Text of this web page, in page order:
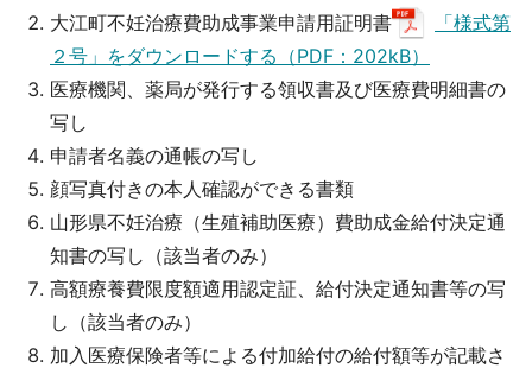
大江町不妊治療費助成事業申請用証明書
「様式第
２号」をダウンロードする（PDF：202kB）
医療機関、薬局が発行する領収書及び医療費明細書の
写し
申請者名義の通帳の写し
顔写真付きの本人確認ができる書類
山形県不妊治療（生殖補助医療）費助成金給付決定通
知書の写し（該当者のみ）
高額療養費限度額適用認定証、給付決定通知書等の写
し（該当者のみ）
加入医療保険者等による付加給付の給付額等が記載さ